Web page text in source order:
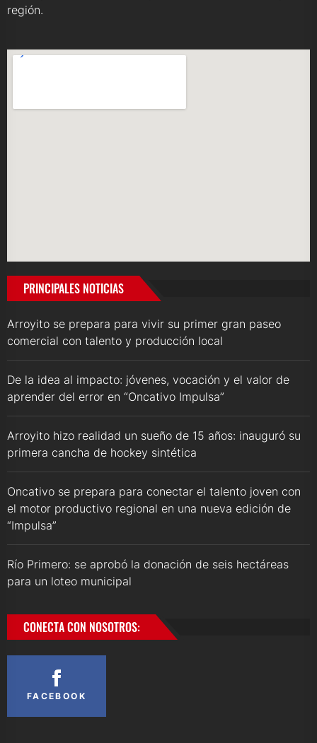
región.
PRINCIPALES NOTICIAS
Arroyito se prepara para vivir su primer gran paseo
comercial con talento y producción local
De la idea al impacto: jóvenes, vocación y el valor de
aprender del error en “Oncativo Impulsa”
Arroyito hizo realidad un sueño de 15 años: inauguró su
primera cancha de hockey sintética
Oncativo se prepara para conectar el talento joven con
el motor productivo regional en una nueva edición de
“Impulsa”
Río Primero: se aprobó la donación de seis hectáreas
para un loteo municipal
CONECTA CON NOSOTROS:
FACEBOOK